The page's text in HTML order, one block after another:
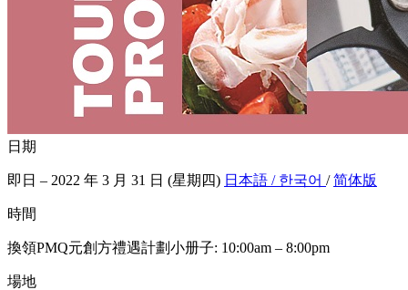
日期
即日 – 2022 年 3 月 31 日 (星期四) 日本語 / 한국어 /简体版
時間
換領PMQ元創方禮遇計劃小册子: 10:00am – 8:00pm
場地